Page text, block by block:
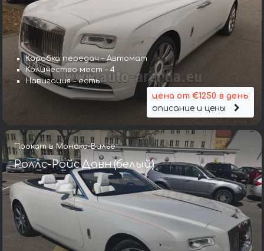
Коробка передач – Автомат
Количество мест – 4
Навигация – есть
цена от €1250 в день
описание и цены
Прокат в Монако-Вилье
Роллс-Ройс Давн (белый)